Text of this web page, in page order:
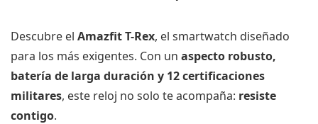
Descubre el Amazfit T-Rex, el smartwatch diseñado
para los más exigentes. Con un aspecto robusto,
batería de larga duración y 12 certificaciones
militares, este reloj no solo te acompaña: resiste
contigo.